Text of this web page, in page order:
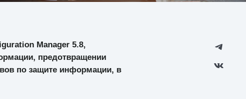
Manager 5.8,
предотвращении
по защите информации, в